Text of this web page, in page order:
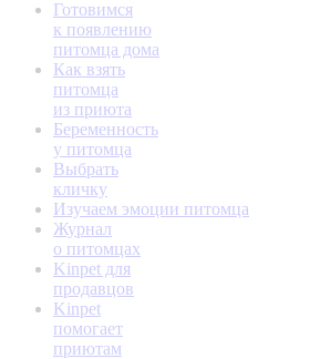
Готовимся
к появлению
питомца дома
Как взять
питомца
из приюта
Беременность
у питомца
Выбрать
кличку
Изучаем эмоции питомца
Журнал
о питомцах
Kinpet для
продавцов
Kinpet
помогает
приютам